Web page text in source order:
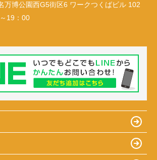
万博公園西G5街区6 ワークつくばビル 102
19：00